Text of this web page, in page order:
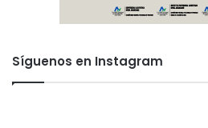
Síguenos en Instagram